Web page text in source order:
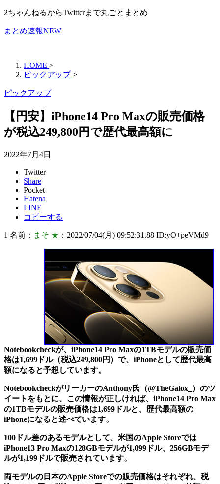
2ちゃんねるからTwitterまで丸ごとまとめ
まとめ速報NEW
HOME >
ピックアップ >
ピックアップ
【円安】iPhone14 Pro Maxの販売価格
が税込249,800円で歴代最高額に
2022年7月4日
Twitter
Share
Pocket
Hatena
LINE
コピーする
1 名前： まそ ★ ：2022/07/04(月) 09:52:31.88 ID:yO+peVMd9
Notebookcheckが、iPhone14 Pro Maxの1TBモデルの販売価
格は1,699ドル（税込249,800円）で、iPhoneとして歴代最高
額になると予想しています。
NotebookcheckがリーカーのAnthony氏（@TheGalox_）のツ
イートをもとに、この情報が正しければ、iPhone14 Pro Max
の1TBモデルの販売価格は1,699ドルと、歴代最高額の
iPhoneになると述べています。
100ドル差のあるモデルとして、米国のApple Storeでは
iPhone13 Pro Maxの128GBモデルが1,099ドル、256GBモデ
ルが1,199ドルで販売されています。
両モデルの日本のApple Storeでの販売価格はそれぞれ、税